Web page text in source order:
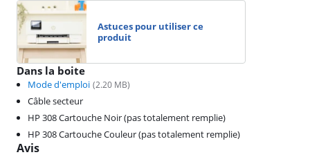
Astuces pour utiliser ce
produit
Dans la boite
Mode d'emploi (2.20 MB)
Câble secteur
HP 308 Cartouche Noir (pas totalement remplie)
HP 308 Cartouche Couleur (pas totalement remplie)
Avis